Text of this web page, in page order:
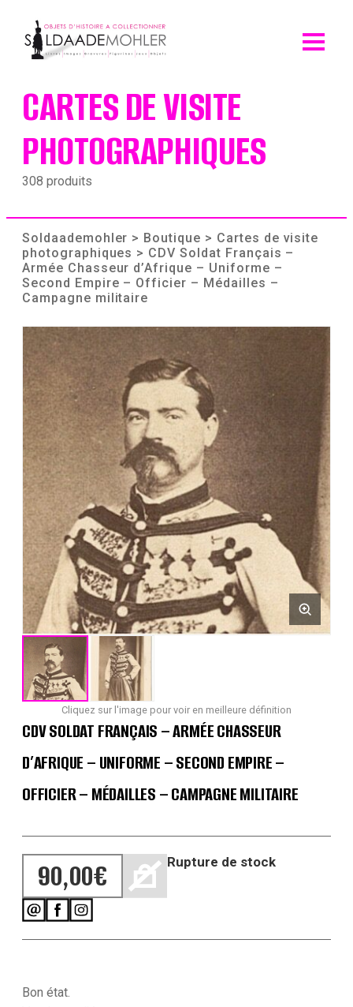
content
CARTES DE VISITE
PHOTOGRAPHIQUES
308 produits
Soldaademohler > Boutique > Cartes de visite
photographiques > CDV Soldat Français –
Armée Chasseur d’Afrique – Uniforme –
Second Empire – Officier – Médailles –
Campagne militaire
Cliquez sur l'image pour voir en meilleure définition
CDV SOLDAT FRANÇAIS – ARMÉE CHASSEUR
D’AFRIQUE – UNIFORME – SECOND EMPIRE –
OFFICIER – MÉDAILLES – CAMPAGNE MILITAIRE
90,00€ Rupture de stock
Bon état.